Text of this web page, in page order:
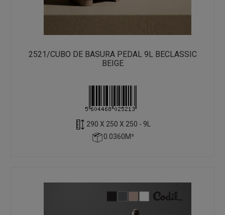
2521/CUBO DE BASURA PEDAL 9L BECLASSIC
BEIGE
290 X 250 X 250 - 9L
0.0360M³